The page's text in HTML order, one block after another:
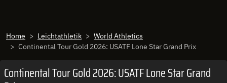
Home Leichtathletik
World Athletics
Continental Tour Gold 2026: USATF Lone Star Grand Prix
Continental Tour Gold 2026: USATF Lone Star Grand